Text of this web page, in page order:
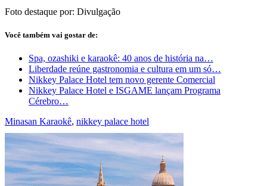
Foto destaque por: Divulgação
Você também vai gostar de:
Spa, ozashiki e karaokê: 40 anos de história na…
Liberdade reúne gastronomia e cultura em um só…
Nikkey Palace Hotel tem novo gerente Comercial
Nikkey Palace Hotel e ISGAME lançam Programa
Cérebro…
Minasan Karaokê, nikkey palace hotel